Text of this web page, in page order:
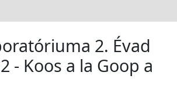
2. Évad
- Koos a la Goop a